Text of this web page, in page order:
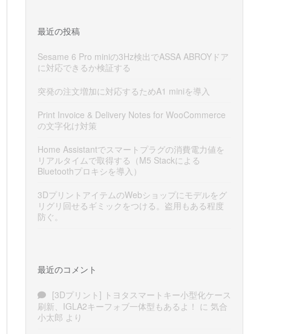
最近の投稿
Sesame 6 Pro miniの3Hz検出でASSA ABROYドア
に対応できるか検証する
突発の注文増加に対応するためA1 miniを導入
Print Invoice & Delivery Notes for WooCommerce
の文字化け対策
Home Assistantでスマートプラグの消費電力値を
リアルタイムで取得する（M5 Stackによる
Bluetoothプロキシを導入）
3DプリントアイテムのWebショップにモデルをグ
リグリ回せるギミックをつける。盗用もある程度
防ぐ。
最近のコメント
[3Dプリント] トヨタスマートキー小型化ケース
刷新、IGLA2キーフォブ一体型もあるよ！ に 気合
小太郎 より